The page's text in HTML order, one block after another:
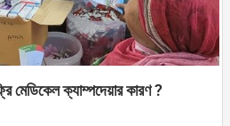
মেডিকেল ক্যাম্পদেয়ার কারণ ?